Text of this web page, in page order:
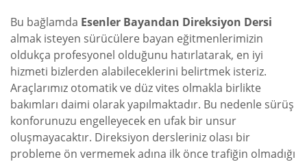
Bu bağlamda Esenler Bayandan Direksiyon Dersi
almak isteyen sürücülere bayan eğitmenlerimizin
oldukça profesyonel olduğunu hatırlatarak, en iyi
hizmeti bizlerden alabileceklerini belirtmek isteriz.
Araçlarımız otomatik ve düz vites olmakla birlikte
bakımları daimi olarak yapılmaktadır. Bu nedenle sürüş
konforunuzu engelleyecek en ufak bir unsur
oluşmayacaktır. Direksiyon dersleriniz olası bir
probleme ön vermemek adına ilk önce trafiğin olmadığı